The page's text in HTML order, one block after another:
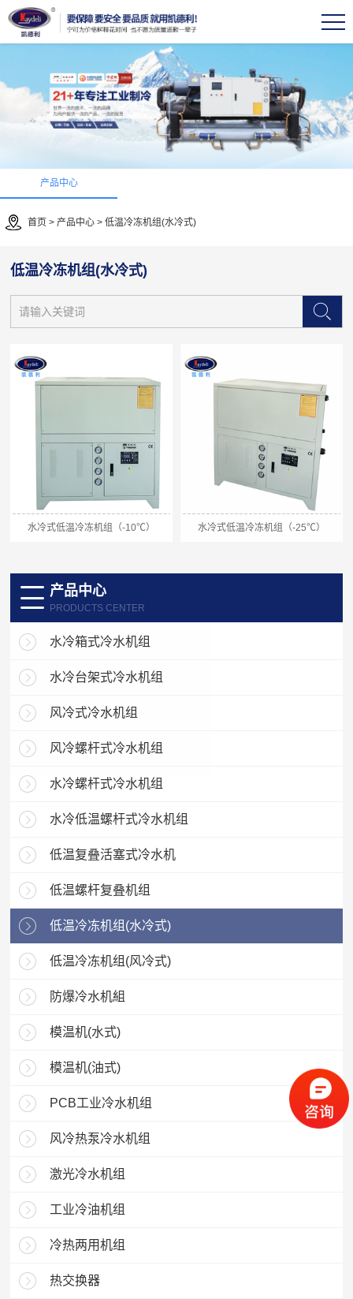
产品中心
首页 > 产品中心 > 低温冷冻机组(水冷式)
低温冷冻机组(水冷式)
水冷式低温冷冻机组（-10℃） 水冷式低温冷冻机组（-25℃）
产品中心
PRODUCTS CENTER
水冷箱式冷水机组
水冷台架式冷水机组
风冷式冷水机组
风冷螺杆式冷水机组
水冷螺杆式冷水机组
水冷低温螺杆式冷水机组
低温复叠活塞式冷水机
低温螺杆复叠机组
低温冷冻机组(水冷式)
低温冷冻机组(风冷式)
防爆冷水机組
模温机(水式)
模温机(油式)
PCB工业冷水机组
风冷热泵冷水机组
激光冷水机组
工业冷油机组
冷热两用机组
热交换器